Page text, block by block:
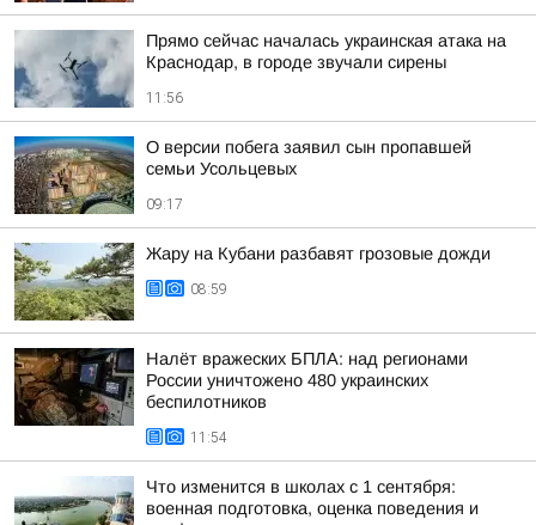
Прямо сейчас началась украинская атака на
Краснодар, в городе звучали сирены
11:56
О версии побега заявил сын пропавшей
семьи Усольцевых
09:17
Жару на Кубани разбавят грозовые дожди
08:59
Налёт вражеских БПЛА: над регионами
России уничтожено 480 украинских
беспилотников
11:54
Что изменится в школах с 1 сентября:
военная подготовка, оценка поведения и